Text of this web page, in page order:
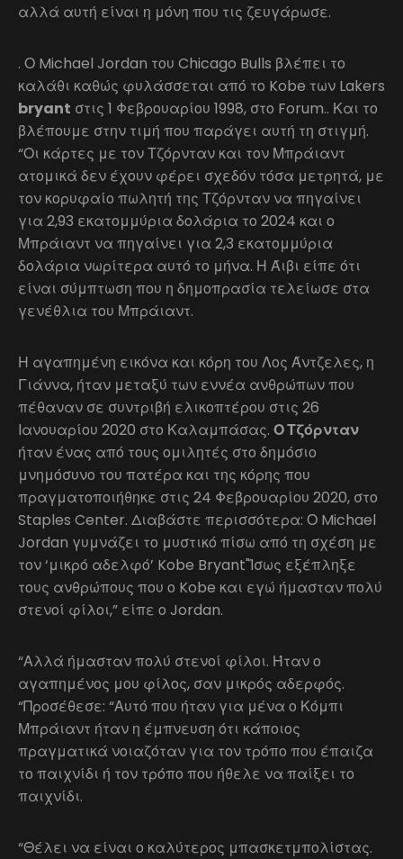
αλλά αυτή είναι η μόνη που τις ζευγάρωσε.
. Ο Michael Jordan του Chicago Bulls βλέπει το
καλάθι καθώς φυλάσσεται από το Kobe των Lakers
bryant στις 1 Φεβρουαρίου 1998, στο Forum.. Και το
βλέπουμε στην τιμή που παράγει αυτή τη στιγμή.
“Οι κάρτες με τον Τζόρνταν και τον Μπράιαντ
ατομικά δεν έχουν φέρει σχεδόν τόσα μετρητά, με
τον κορυφαίο πωλητή της Τζόρνταν να πηγαίνει
για 2,93 εκατομμύρια δολάρια το 2024 και ο
Μπράιαντ να πηγαίνει για 2,3 εκατομμύρια
δολάρια νωρίτερα αυτό το μήνα. Η Άιβι είπε ότι
είναι σύμπτωση που η δημοπρασία τελείωσε στα
γενέθλια του Μπράιαντ.
Η αγαπημένη εικόνα και κόρη του Λος Άντζελες, η
Γιάννα, ήταν μεταξύ των εννέα ανθρώπων που
πέθαναν σε συντριβή ελικοπτέρου στις 26
Ιανουαρίου 2020 στο Καλαμπάσας. Ο Τζόρνταν
ήταν ένας από τους ομιλητές στο δημόσιο
μνημόσυνο του πατέρα και της κόρης που
πραγματοποιήθηκε στις 24 Φεβρουαρίου 2020, στο
Staples Center. Διαβάστε περισσότερα: Ο Michael
Jordan γυμνάζει το μυστικό πίσω από τη σχέση με
τον ‘μικρό αδελφό’ Kobe Bryant"Ίσως εξέπληξε
τους ανθρώπους που ο Kobe και εγώ ήμασταν πολύ
στενοί φίλοι,” είπε ο Jordan.
“Αλλά ήμασταν πολύ στενοί φίλοι. Ήταν ο
αγαπημένος μου φίλος, σαν μικρός αδερφός.
“Προσέθεσε: “Αυτό που ήταν για μένα ο Κόμπι
Μπράιαντ ήταν η έμπνευση ότι κάποιος
πραγματικά νοιαζόταν για τον τρόπο που έπαιζα
το παιχνίδι ή τον τρόπο που ήθελε να παίξει το
παιχνίδι.
“Θέλει να είναι ο καλύτερος μπασκετμπολίστας.